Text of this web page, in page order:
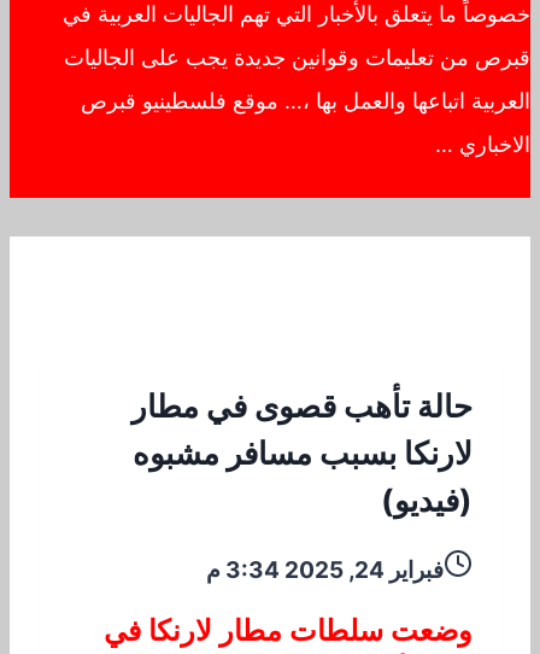
خصوصاً ما يتعلق بالأخبار التي تهم الجاليات العربية في
قبرص من تعليمات وقوانين جديدة يجب على الجاليات
العربية اتباعها والعمل بها ،… موقع فلسطينيو قبرص
الاخباري …
حالة تأهب قصوى في مطار
لارنكا بسبب مسافر مشبوه
(فيديو)
فبراير 24, 2025 3:34 م
وضعت سلطات مطار لارنكا في